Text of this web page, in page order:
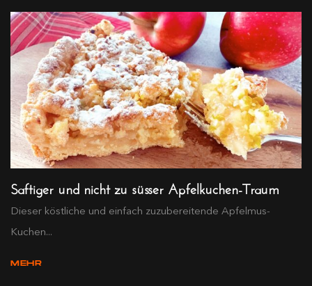
Saftiger und nicht zu süsser Apfelkuchen-Traum
Dieser köstliche und einfach zuzubereitende Apfelmus-
Kuchen...
MEHR